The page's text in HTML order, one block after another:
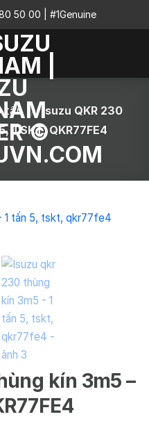
50 00 #1Genuine
tấn / Isuzu QKR 230
TSKT, QKR77FE4
kín 3m5 –